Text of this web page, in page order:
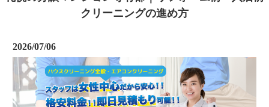
クリーニングの進め方
2026/07/06